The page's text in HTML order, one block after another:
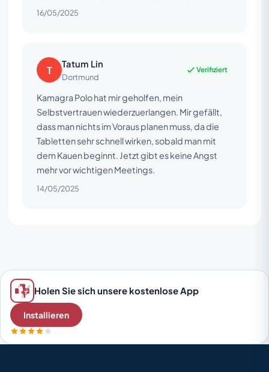
16/05/2025
T Tatum Lin
Dortmund
Verifiziert
Kamagra Polo hat mir geholfen, mein
Selbstvertrauen wiederzuerlangen. Mir gefällt,
dass man nichts im Voraus planen muss, da die
Tabletten sehr schnell wirken, sobald man mit
dem Kauen beginnt. Jetzt gibt es keine Angst
mehr vor wichtigen Meetings.
14/05/2025
Holen Sie sich unsere kostenlose App
Installieren